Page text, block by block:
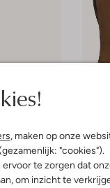
, maken op onze
"cookies").
te zorgen dat
om inzicht te